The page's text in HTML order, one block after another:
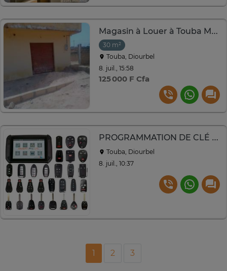
Magasin à Louer à Touba Mbal à côté du marché Ocass
30 m²
Touba, Diourbel
8. juil., 15:58
125 000 F Cfa
PROGRAMMATION DE CLÉ À TOUBA
Touba, Diourbel
8. juil., 10:37
1 2 3